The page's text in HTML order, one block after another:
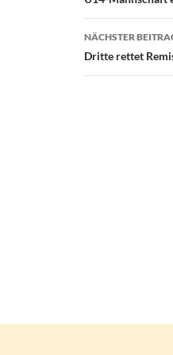
NÄCHSTER
Dritte rettet